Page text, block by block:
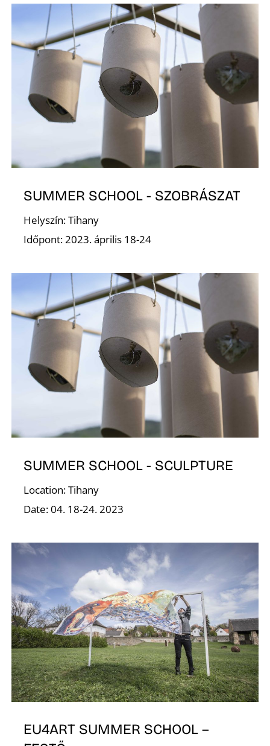
SUMMER SCHOOL - SZOBRÁSZAT
Helyszín: Tihany
Időpont: 2023. április 18-24
SUMMER SCHOOL - SCULPTURE
Location: Tihany
Date: 04. 18-24. 2023
EU4ART SUMMER SCHOOL –